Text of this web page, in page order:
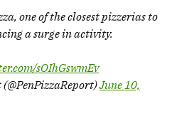
one of the closest pizzerias to
a surge in activity.
sOIhGswmEv
June 10,